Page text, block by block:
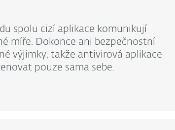
spolu cizí aplikace komunikují
míře. Dokonce ani bezpečnostní
výjimky, takže antivirová aplikace
pouze sama sebe.